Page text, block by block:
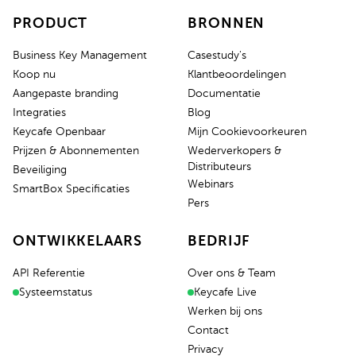
PRODUCT
Business Key Management
Koop nu
Aangepaste branding
Integraties
Keycafe Openbaar
Prijzen & Abonnementen
Beveiliging
SmartBox Specificaties
BRONNEN
Casestudy's
Klantbeoordelingen
Documentatie
Blog
Mijn Cookievoorkeuren
Wederverkopers &
Distributeurs
Webinars
Pers
ONTWIKKELAARS
API Referentie
Systeemstatus
BEDRIJF
Over ons & Team
Keycafe Live
Werken bij ons
Contact
Privacy